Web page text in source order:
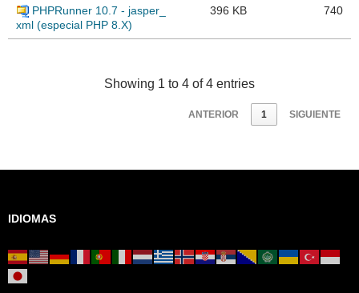
PHPRunner 10.7 - jasper_
xml (especial PHP 8.X)
396 KB 740
Showing 1 to 4 of 4 entries
ANTERIOR 1 SIGUIENTE
IDIOMAS